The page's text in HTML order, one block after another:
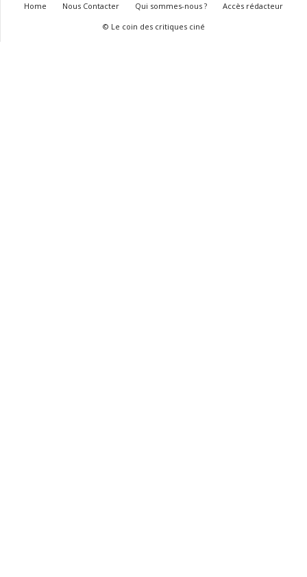
Home Nous Contacter Qui sommes-nous ?
Accès rédacteur
© Le coin des critiques ciné